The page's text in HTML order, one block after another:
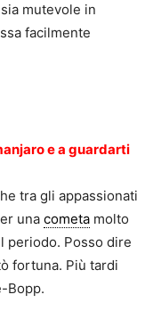
mutevole in
facilmente
e a guardarti
tra gli appassionati
una cometa molto
periodo. Posso dire
fortuna. Più tardi
Bopp.